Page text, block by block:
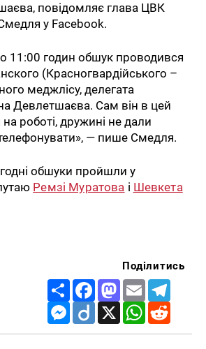
повідомляє глава ЦВК
у Facebook.
11:00 годин обшук проводився
(Красногвардійського –
меджлісу, делегата
Девлетшаєва. Сам він в цей
роботі, дружині не дали
— пише Смедля.
обшуки пройшли у
Ремзі Муратова і Шевкета
Поділитись
Share FacebookMastodon
Email
Messenger
Diigo X WhatsApp